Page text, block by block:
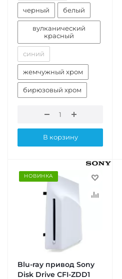
черный белый
вулканический
красный
синий
жемчужный хром
бирюзовый хром
В корзину
НОВИНКА
Blu-ray привод Sony
Disk Drive CFI-ZDD1